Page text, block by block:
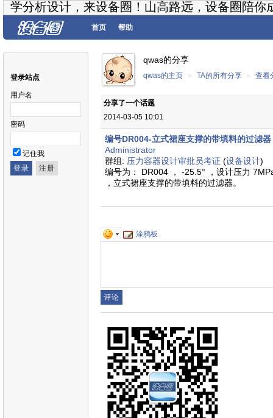
学分析设计，来设备圈！山高路远，设备圈陪你
首页 帮助
登录站点
用户名
密码
记住我
qwas的分享
qwas的主页 » TA的所有分享 » 查看
分享了一个话题
2014-03-05 10:01
编号DR004-立式裙座支撑的带填料的过滤器
Administrator
群组: 压力容器设计审批员考证 (设备设计)
编号为： DR004 ， -25.5° ，设计压力
，立式裙座支撑的带填料的过滤器。
涂鸦板